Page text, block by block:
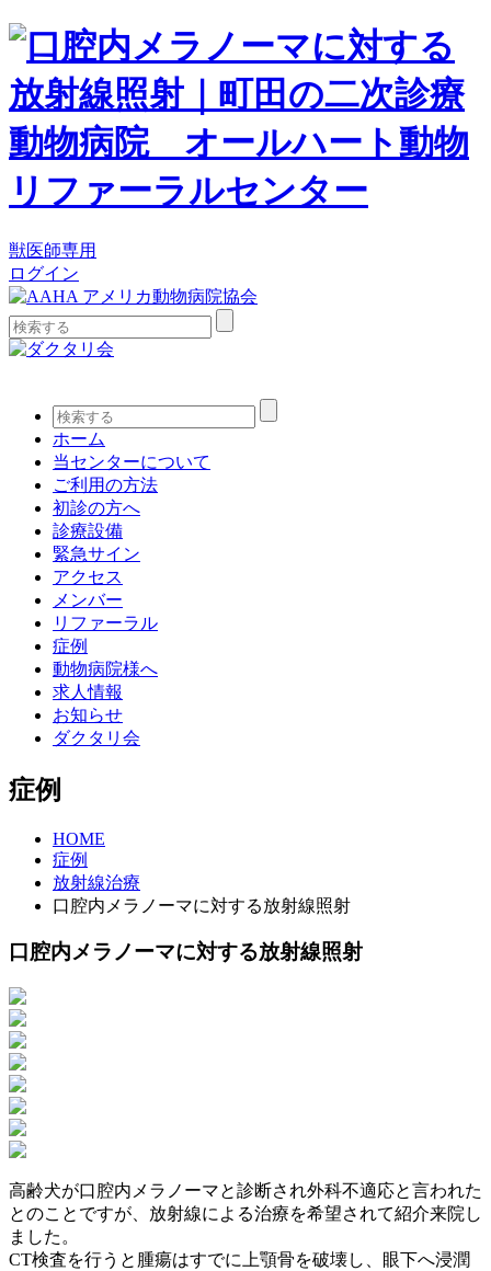
獣医師専用
ログイン
検
索:
検
索:
ホーム
当センターについて
ご利用の方法
初診の方へ
診療設備
緊急サイン
アクセス
メンバー
リファーラル
症例
動物病院様へ
求人情報
お知らせ
ダクタリ会
症例
HOME
症例
放射線治療
口腔内メラノーマに対する放射線照射
口腔内メラノーマに対する放射線照射
高齢犬が口腔内メラノーマと診断され外科不適応と言われた
とのことですが、放射線による治療を希望されて紹介来院し
ました。
CT検査を行うと腫瘍はすでに上顎骨を破壊し、眼下へ浸潤